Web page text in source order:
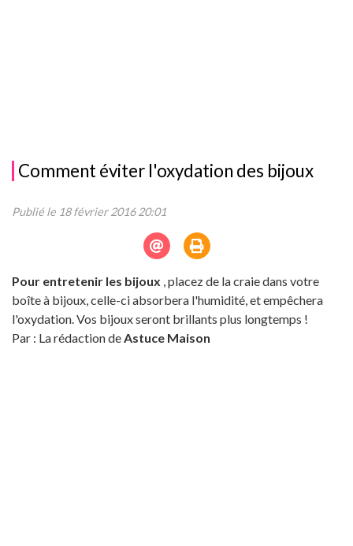
Comment éviter l'oxydation des bijoux
Publié le 18 février 2016 20:01
Pour entretenir les bijoux , placez de la craie dans votre
boîte à bijoux, celle-ci absorbera l'humidité, et empêchera
l'oxydation. Vos bijoux seront brillants plus longtemps !
Par : La rédaction de Astuce Maison